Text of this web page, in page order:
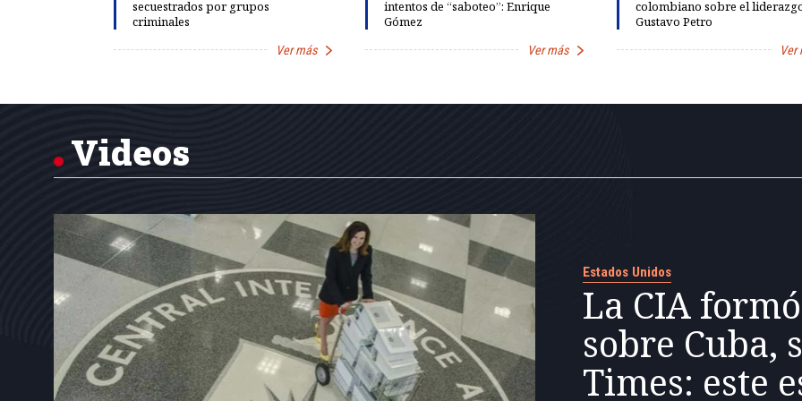
secuestrados por grupos
criminales
Ver más
intentos de “saboteo”: Enrique
Gómez
Ver más
colombiano sobre el
Gustavo Petro
Ver
of
Videos
Estados Unidos
La CIA
sobre Cuba,
Times: este